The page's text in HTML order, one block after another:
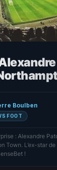
Boulben
FOOT
: Alexandre
Town. L’ex-star de
!